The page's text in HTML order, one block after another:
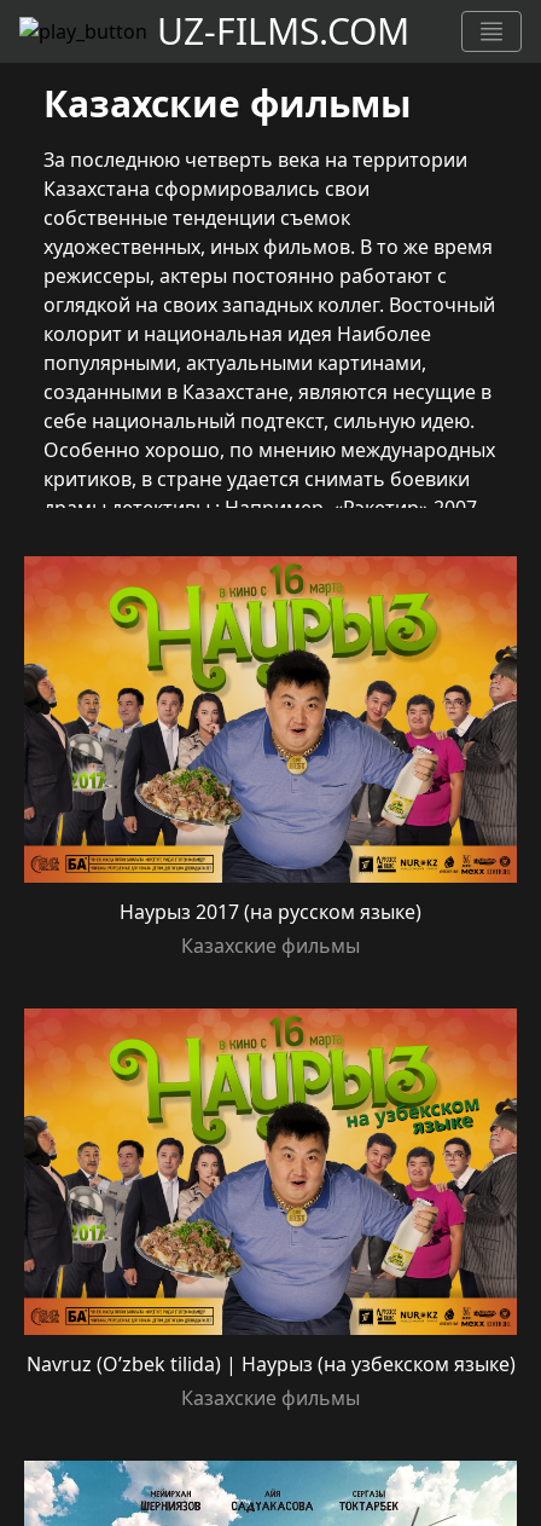
UZ-FILMS.COM
Казахские фильмы
За последнюю четверть века на территории
Казахстана сформировались свои
собственные тенденции съемок
художественных, иных фильмов. В то же время
режиссеры, актеры постоянно работают с
оглядкой на своих западных коллег. Восточный
колорит и национальная идея Наиболее
популярными, актуальными картинами,
созданными в Казахстане, являются несущие в
себе национальный подтекст, сильную идею.
Особенно хорошо, по мнению международных
критиков, в стране удается снимать боевики
драмы детективы : Например, «Рэкетир» 2007
различных возрастов. Как и в других азиатских
фильмах, почти все картины затрагивают
острые социальные проблемы. Казахское кино
не является исключением. Особенности
представленных картин Все без исключения
казахские фильмы отличаются своей
искренностью, легкой наивностью. Многие
картины выходили в международный прокат и
несколько раз окупали затраченные на
производство средства. Например,
«Кочевник». После его просмотра становятся
более понятные многие особенности
восточной культуры. Казахские фильмы
отличаются своей самобытностью. За 25 лет
киноэпос. Посмотрев картины из данной
рубрики, зритель сможет приподнять завесу
тайны азиатской культуры. Каждая лента
пропитана смелостью, свободой и
национальным колоритом. Зритель не
пожалеет о потраченном времени!
Наурыз 2017 (на русском языке)
Казахские фильмы
Navruz (O’zbek tilida) | Наурыз (на узбекском языке)
Казахские фильмы